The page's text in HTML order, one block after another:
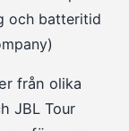
och batteritid
från olika
JBL Tour